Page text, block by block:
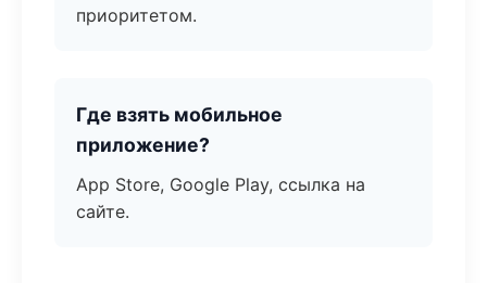
приоритетом.
Где взять мобильное
приложение?
App Store, Google Play, ссылка на
сайте.